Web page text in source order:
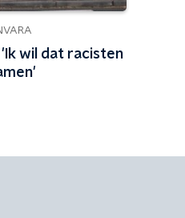
wil dat racisten